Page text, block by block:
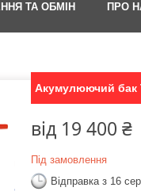
ТА ОБМІН ПРО
Акумулюючий бак
від 19 400 ₴
Під замовлення
Відправка з 16